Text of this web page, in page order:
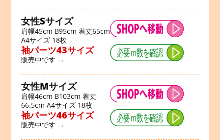
女性Sサイズ
肩幅45cm B95cm 着丈65cm
A4サイズ 18枚
袖パーツ43サイズ
販売中です →
女性Mサイズ
肩幅46cm B103cm 着丈
66.5cm A4サイズ 18枚
袖パーツ46サイズ
販売中です →